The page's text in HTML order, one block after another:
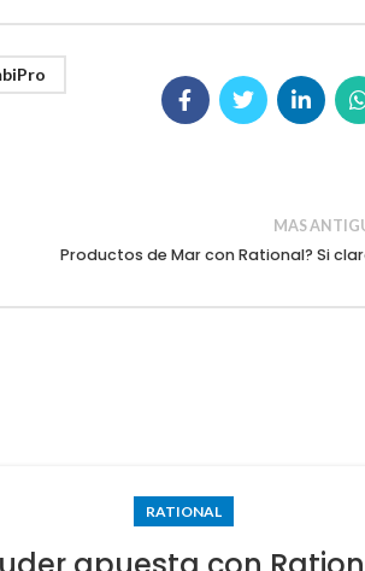
MAS
Productos de Mar con Rational? Si
RATIONAL